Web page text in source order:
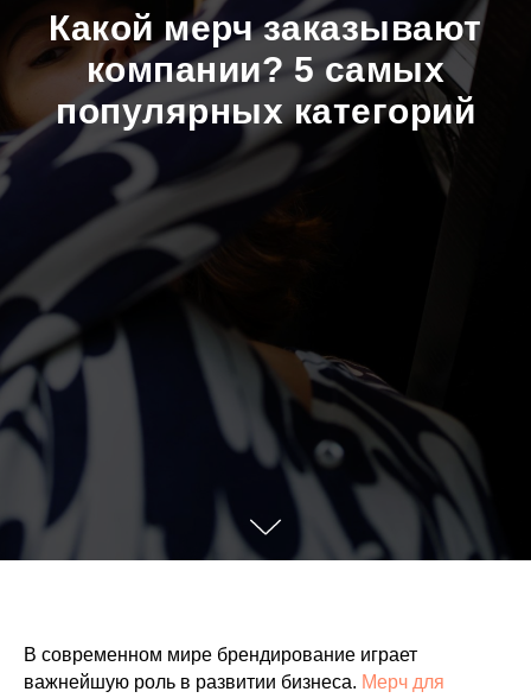
Какой мерч заказывают
компании? 5 самых
популярных категорий
В современном мире брендирование играет
важнейшую роль в развитии бизнеса. Мерч для